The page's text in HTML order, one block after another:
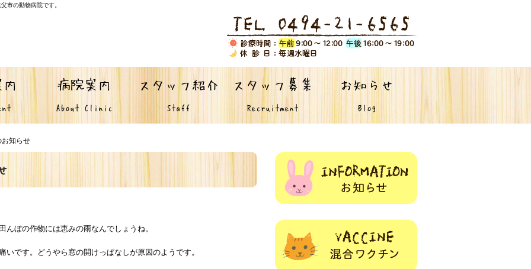
市の動物病院です。
病院案内
About Clinic
スタッフ紹介
Staff
スタッフ募集
Recruitment
お知らせ
Blog
知らせ
ぼの作物には恵みの雨なんでしょうね。
です。どうやら窓の開けっぱなしが原因のようです。